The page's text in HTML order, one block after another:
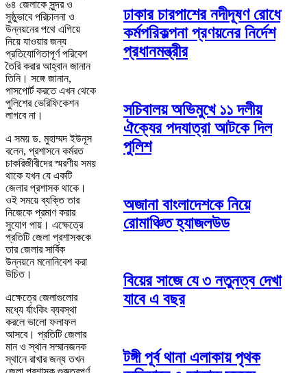
৬৪ জেলাকে সুন্দর ও
সুষ্ঠুভাবে পরিচালনা ও
উন্নয়নের পথে এগিয়ে
নিয়ে যাওয়ার জন্য
প্রতিযোগিতাপূর্ণ পরিবেশ
তৈরি করার আহ্বান জানান
তিনি। সঙ্গে জানান,
পাসপোর্ট করতে এখন থেকে
পুলিশের ভেরিফিকেশন
লাগবে না।
এ সময় ড. মুহাম্মদ ইউনূস
বলেন, প্রশাসনে কর্মরত
চাকরিজীবীদের স্মরণীয় সময়
থাকে যখন যে একটি
জেলার প্রশাসক থাকে।
ওই সময়ে ব্যক্তি তার
নিজেকে প্রমাণ করার
সুযোগ পায়। এক্ষেত্রে
প্রতিটি জেলা প্রশাসককে
তার জেলার সার্বিক
উন্নয়নে মনোনিবেশ করা
উচিত।
এক্ষেত্রে জেলাগুলোর
মধ্যে র্যাংকিং ব্যবস্থা
করলে ভালো ফলাফল
আসবে। প্রতিটি জেলার
মান ও স্থান সম্মানজনক
স্থানে রাখার জন্য তখন
ঢাকার চারপাশের নদীদূষণ রোধে
কর্মপরিকল্পনা প্রণয়নের নির্দেশ
প্রধানমন্ত্রীর
সচিবালয় অভিমুখে ১১ দলীয়
ঐক্যের পদযাত্রা আটকে দিল
পুলিশ
অজানা বাংলাদেশকে নিয়ে
রোমাঞ্চিত হ্যাজলউড
বিয়ের সাজে যে ৩ নতুনত্ব দেখা
যাবে এ বছর
টঙ্গী পূর্ব থানা এলাকায় পৃথক